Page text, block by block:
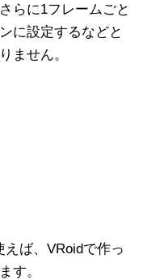
らに1フレームごと
に設定するなどと
ません。
ば、VRoidで作っ
す。